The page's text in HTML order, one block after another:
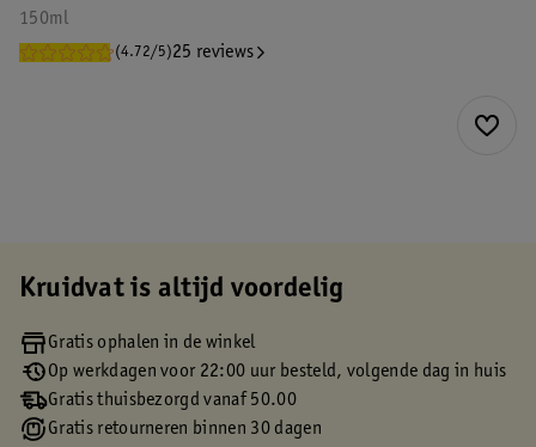
150ml
(4.72/5)25 reviews
Kruidvat is altijd voordelig
Gratis ophalen in de winkel
Op werkdagen voor 22:00 uur besteld, volgende dag in huis
Gratis thuisbezorgd vanaf 50.00
Gratis retourneren binnen 30 dagen